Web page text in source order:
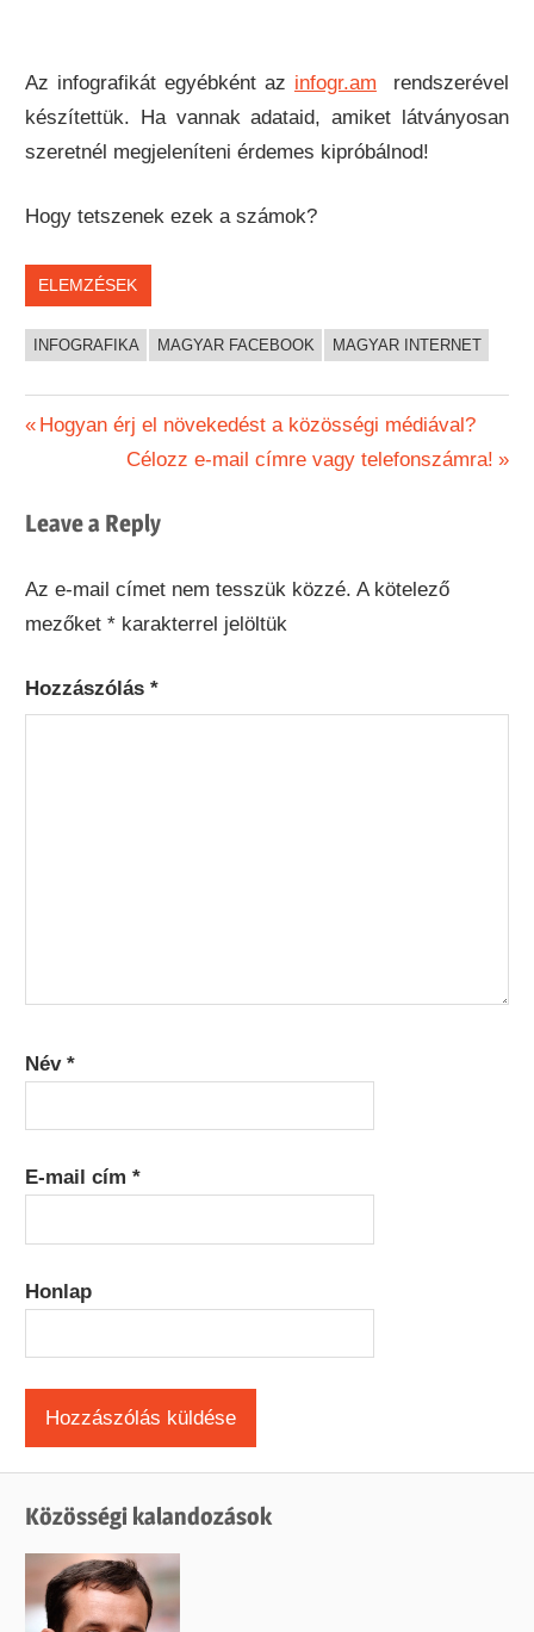
Az infografikát egyébként az infogr.am rendszerével
készítettük. Ha vannak adataid, amiket látványosan
szeretnél megjeleníteni érdemes kipróbálnod!
Hogy tetszenek ezek a számok?
ELEMZÉSEK
INFOGRAFIKA MAGYAR FACEBOOK MAGYAR INTERNET
Bejegyzés
navigáció
Previous
Hogyan érj el növekedést a közösségi médiával?
Next
Célozz e-mail címre vagy telefonszámra!
Leave a Reply
Az e-mail címet nem tesszük közzé. A kötelező
mezőket* karakterrel jelöltük
Hozzászólás*
Név*
E-mail cím*
Honlap
Közösségi kalandozások